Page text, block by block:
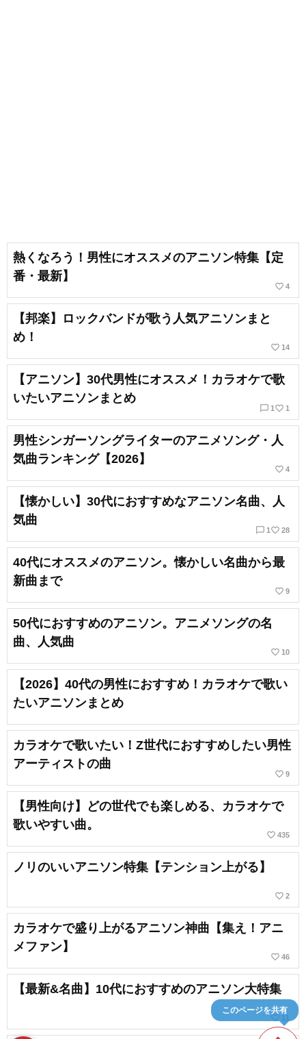
熱くなろう！男性にオススメのアニソン特集【定
番・最新】
favorite_border 4
【邦楽】ロックバンドが歌う人気アニソンまと
め！
favorite_border 14
【アニソン】30代男性にオススメ！カラオケで歌
いたいアニソンまとめ
chat_bubble_outline 1favorite_border 1
男性シンガーソングライターのアニメソング・人
気曲ランキング【2026】
favorite_border 4
【懐かしい】30代におすすめなアニソン名曲、人
気曲
chat_bubble_outline 1favorite_border 28
40代にオススメのアニソン。懐かしい名曲から最
新曲まで
favorite_border 9
50代におすすめのアニソン。アニメソングの名
曲、人気曲
favorite_border 10
【2026】40代の男性におすすめ！カラオケで歌い
たいアニソンまとめ
カラオケで歌いたい！Z世代におすすめしたい男性
アーティストの曲
favorite_border 9
【男性向け】どの世代でも楽しめる、カラオケで
歌いやすい曲。
favorite_border 435
ノリのいいアニソン特集【テンション上がる】
favorite_border 2
カラオケで盛り上がるアニソン神曲【集え！アニ
メファン】
favorite_border 46
【最新&名曲】10代におすすめのアニソン大特集
このページを共有